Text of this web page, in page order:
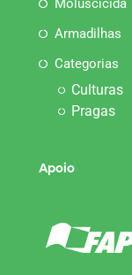
Moluscicida
Armadilhas
Categorias
Culturas
Pragas
Apoio